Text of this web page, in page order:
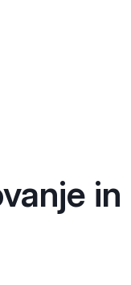
in